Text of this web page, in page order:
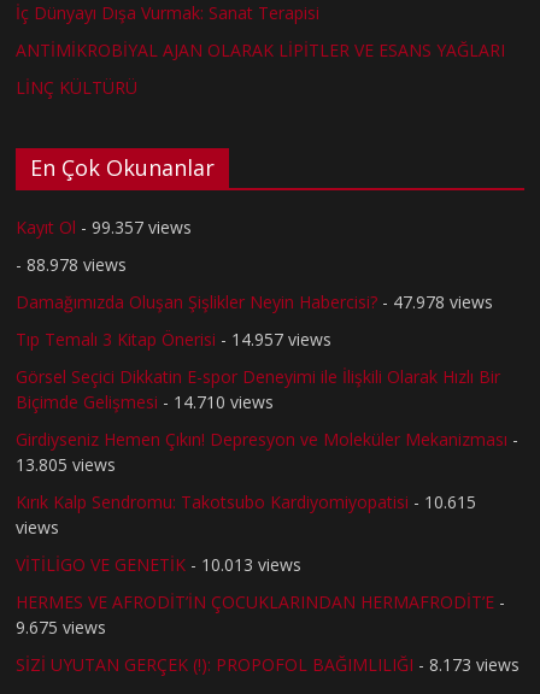
İç Dünyayı Dışa Vurmak: Sanat Terapisi
ANTİMİKROBİYAL AJAN OLARAK LİPİTLER VE ESANS YAĞLARI
LİNÇ KÜLTÜRÜ
En Çok Okunanlar
Kayıt Ol - 99.357 views
- 88.978 views
Damağımızda Oluşan Şişlikler Neyin Habercisi? - 47.978 views
Tıp Temalı 3 Kitap Önerisi - 14.957 views
Görsel Seçici Dikkatin E-spor Deneyimi ile İlişkili Olarak Hızlı Bir
Biçimde Gelişmesi - 14.710 views
Girdiyseniz Hemen Çıkın! Depresyon ve Moleküler Mekanizması -
13.805 views
Kırık Kalp Sendromu: Takotsubo Kardiyomiyopatisi - 10.615
views
VİTİLİGO VE GENETİK - 10.013 views
HERMES VE AFRODİT’İN ÇOCUKLARINDAN HERMAFRODİT’E -
9.675 views
SİZİ UYUTAN GERÇEK (!): PROPOFOL BAĞIMLILIĞI - 8.173 views